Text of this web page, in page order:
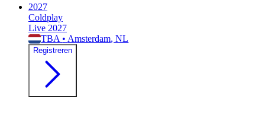
2027
Coldplay
Live 2027
TBA • Amsterdam, NL
Registreren